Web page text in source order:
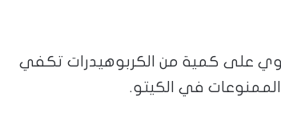
على كمية من الكربوهيدرات تكفي
في الكيتو.